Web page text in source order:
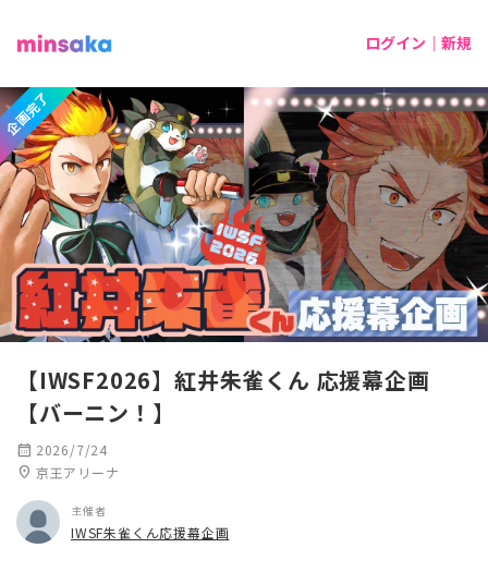
ログイン｜新規
企画完了
【IWSF2026】紅井朱雀くん 応援幕企画
【バーニン！】
calendar_month 2026/7/24
location_on 京王アリーナ
主催者
IWSF朱雀くん応援幕企画